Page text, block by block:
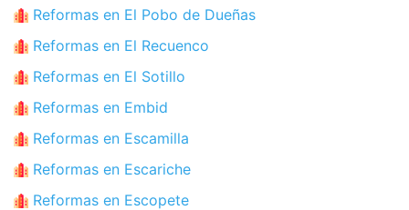
Reformas en El Pobo de Dueñas
Reformas en El Recuenco
Reformas en El Sotillo
Reformas en Embid
Reformas en Escamilla
Reformas en Escariche
Reformas en Escopete